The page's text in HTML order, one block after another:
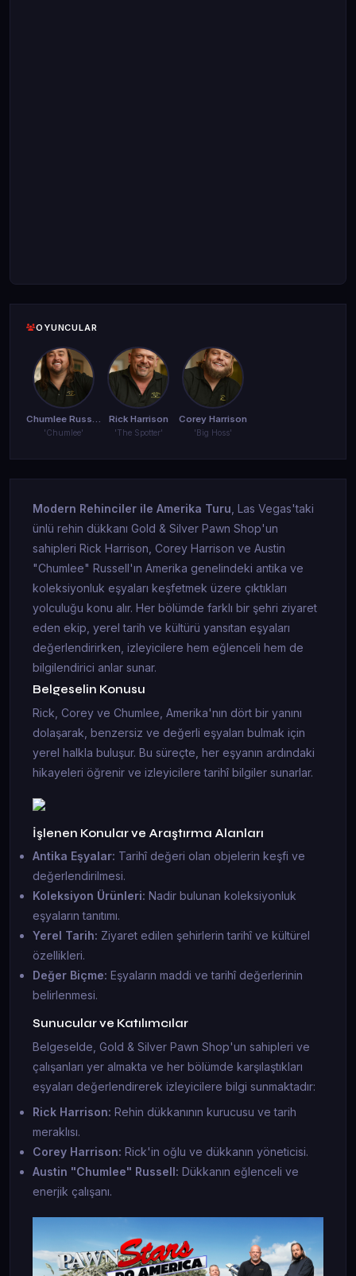
OYUNCULAR
'Chumlee'
Rick Harrison
'The Spotter'
Corey Harrison
'Big Hoss'
Modern Rehinciler ile Amerika Turu , Las Vegas'taki
ünlü rehin dükkanı Gold & Silver Pawn Shop'un
sahipleri Rick Harrison, Corey Harrison ve Austin
"Chumlee" Russell'ın Amerika genelindeki antika ve
koleksiyonluk eşyaları keşfetmek üzere çıktıkları
yolculuğu konu alır. Her bölümde farklı bir şehri ziyaret
eden ekip, yerel tarih ve kültürü yansıtan eşyaları
değerlendirirken, izleyicilere hem eğlenceli hem de
bilgilendirici anlar sunar.
Belgeselin Konusu
Rick, Corey ve Chumlee, Amerika'nın dört bir yanını
dolaşarak, benzersiz ve değerli eşyaları bulmak için
yerel halkla buluşur. Bu süreçte, her eşyanın ardındaki
hikayeleri öğrenir ve izleyicilere tarihî bilgiler sunarlar.
İşlenen Konular ve Araştırma Alanları
Antika Eşyalar: Tarihî değeri olan objelerin keşfi ve
değerlendirilmesi.
Koleksiyon Ürünleri: Nadir bulunan koleksiyonluk
eşyaların tanıtımı.
Yerel Tarih: Ziyaret edilen şehirlerin tarihî ve kültürel
özellikleri.
Değer Biçme: Eşyaların maddi ve tarihî değerlerinin
belirlenmesi.
Sunucular ve Katılımcılar
Belgeselde, Gold & Silver Pawn Shop'un sahipleri ve
çalışanları yer almakta ve her bölümde karşılaştıkları
eşyaları değerlendirerek izleyicilere bilgi sunmaktadır:
Rick Harrison: Rehin dükkanının kurucusu ve tarih
meraklısı.
Corey Harrison: Rick'in oğlu ve dükkanın yöneticisi.
Austin "Chumlee" Russell: Dükkanın eğlenceli ve
enerjik çalışanı.